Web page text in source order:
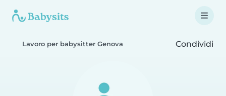
Lavoro per babysitter Genova Condividi